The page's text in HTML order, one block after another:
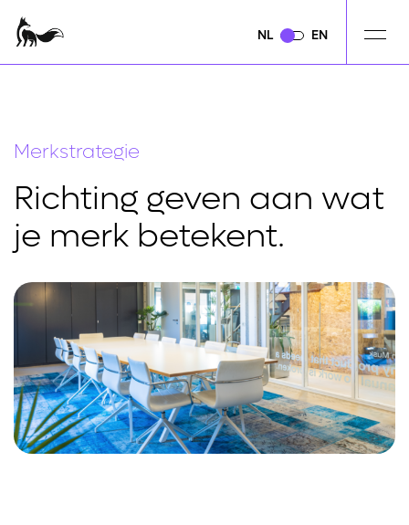
NL EN
NL EN
Merkstrategie
Richting geven aan wat
je merk betekent.